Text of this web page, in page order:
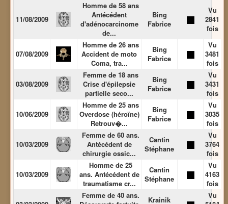
11/08/2009
Homme de 58 ans
Antécédent
d'adénocarcinome
de...
Bing
Fabrice
Vu
2841
fois
07/08/2009
Homme de 26 ans
Accident de moto
Coma, tra...
Bing
Fabrice
Vu
3481
fois
03/08/2009
Femme de 18 ans
Crise d'épilepsie
partielle seco...
Bing
Fabrice
Vu
3431
fois
10/06/2009
Homme de 25 ans
Overdose (héroïne)
Retrouv�...
Bing
Fabrice
Vu
3035
fois
10/03/2009
Femme de 60 ans.
Antécédent de
chirurgie ossic...
Cantin
Stéphane
Vu
3764
fois
10/03/2009
Homme de 25
ans. Antécédent de
traumatisme cr...
Cantin
Stéphane
Vu
4163
fois
Femme de 40 ans.
Krainik
Vu